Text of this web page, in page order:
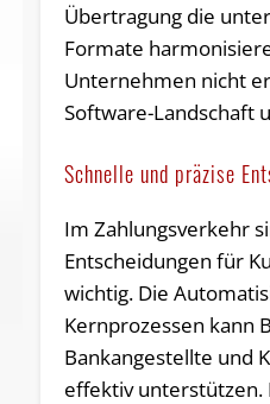
Übertragung die
Formate
Unternehmen nicht
Software-Landschaft
Schnelle und präzise
Im Zahlungsverkehr
Entscheidungen für
wichtig. Die
Kernprozessen kann
Bankangestellte und
effektiv unterstützen.